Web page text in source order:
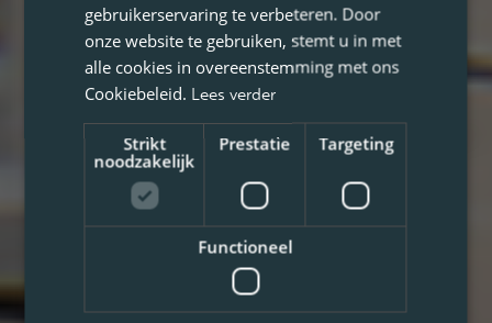
gebruikerservaring te verbeteren. Door
onze website te gebruiken, stemt u in met
alle cookies in overeenstemming met ons
Cookiebeleid. Lees verder
Strikt
noodzakelijk
Prestatie Targeting
Functioneel